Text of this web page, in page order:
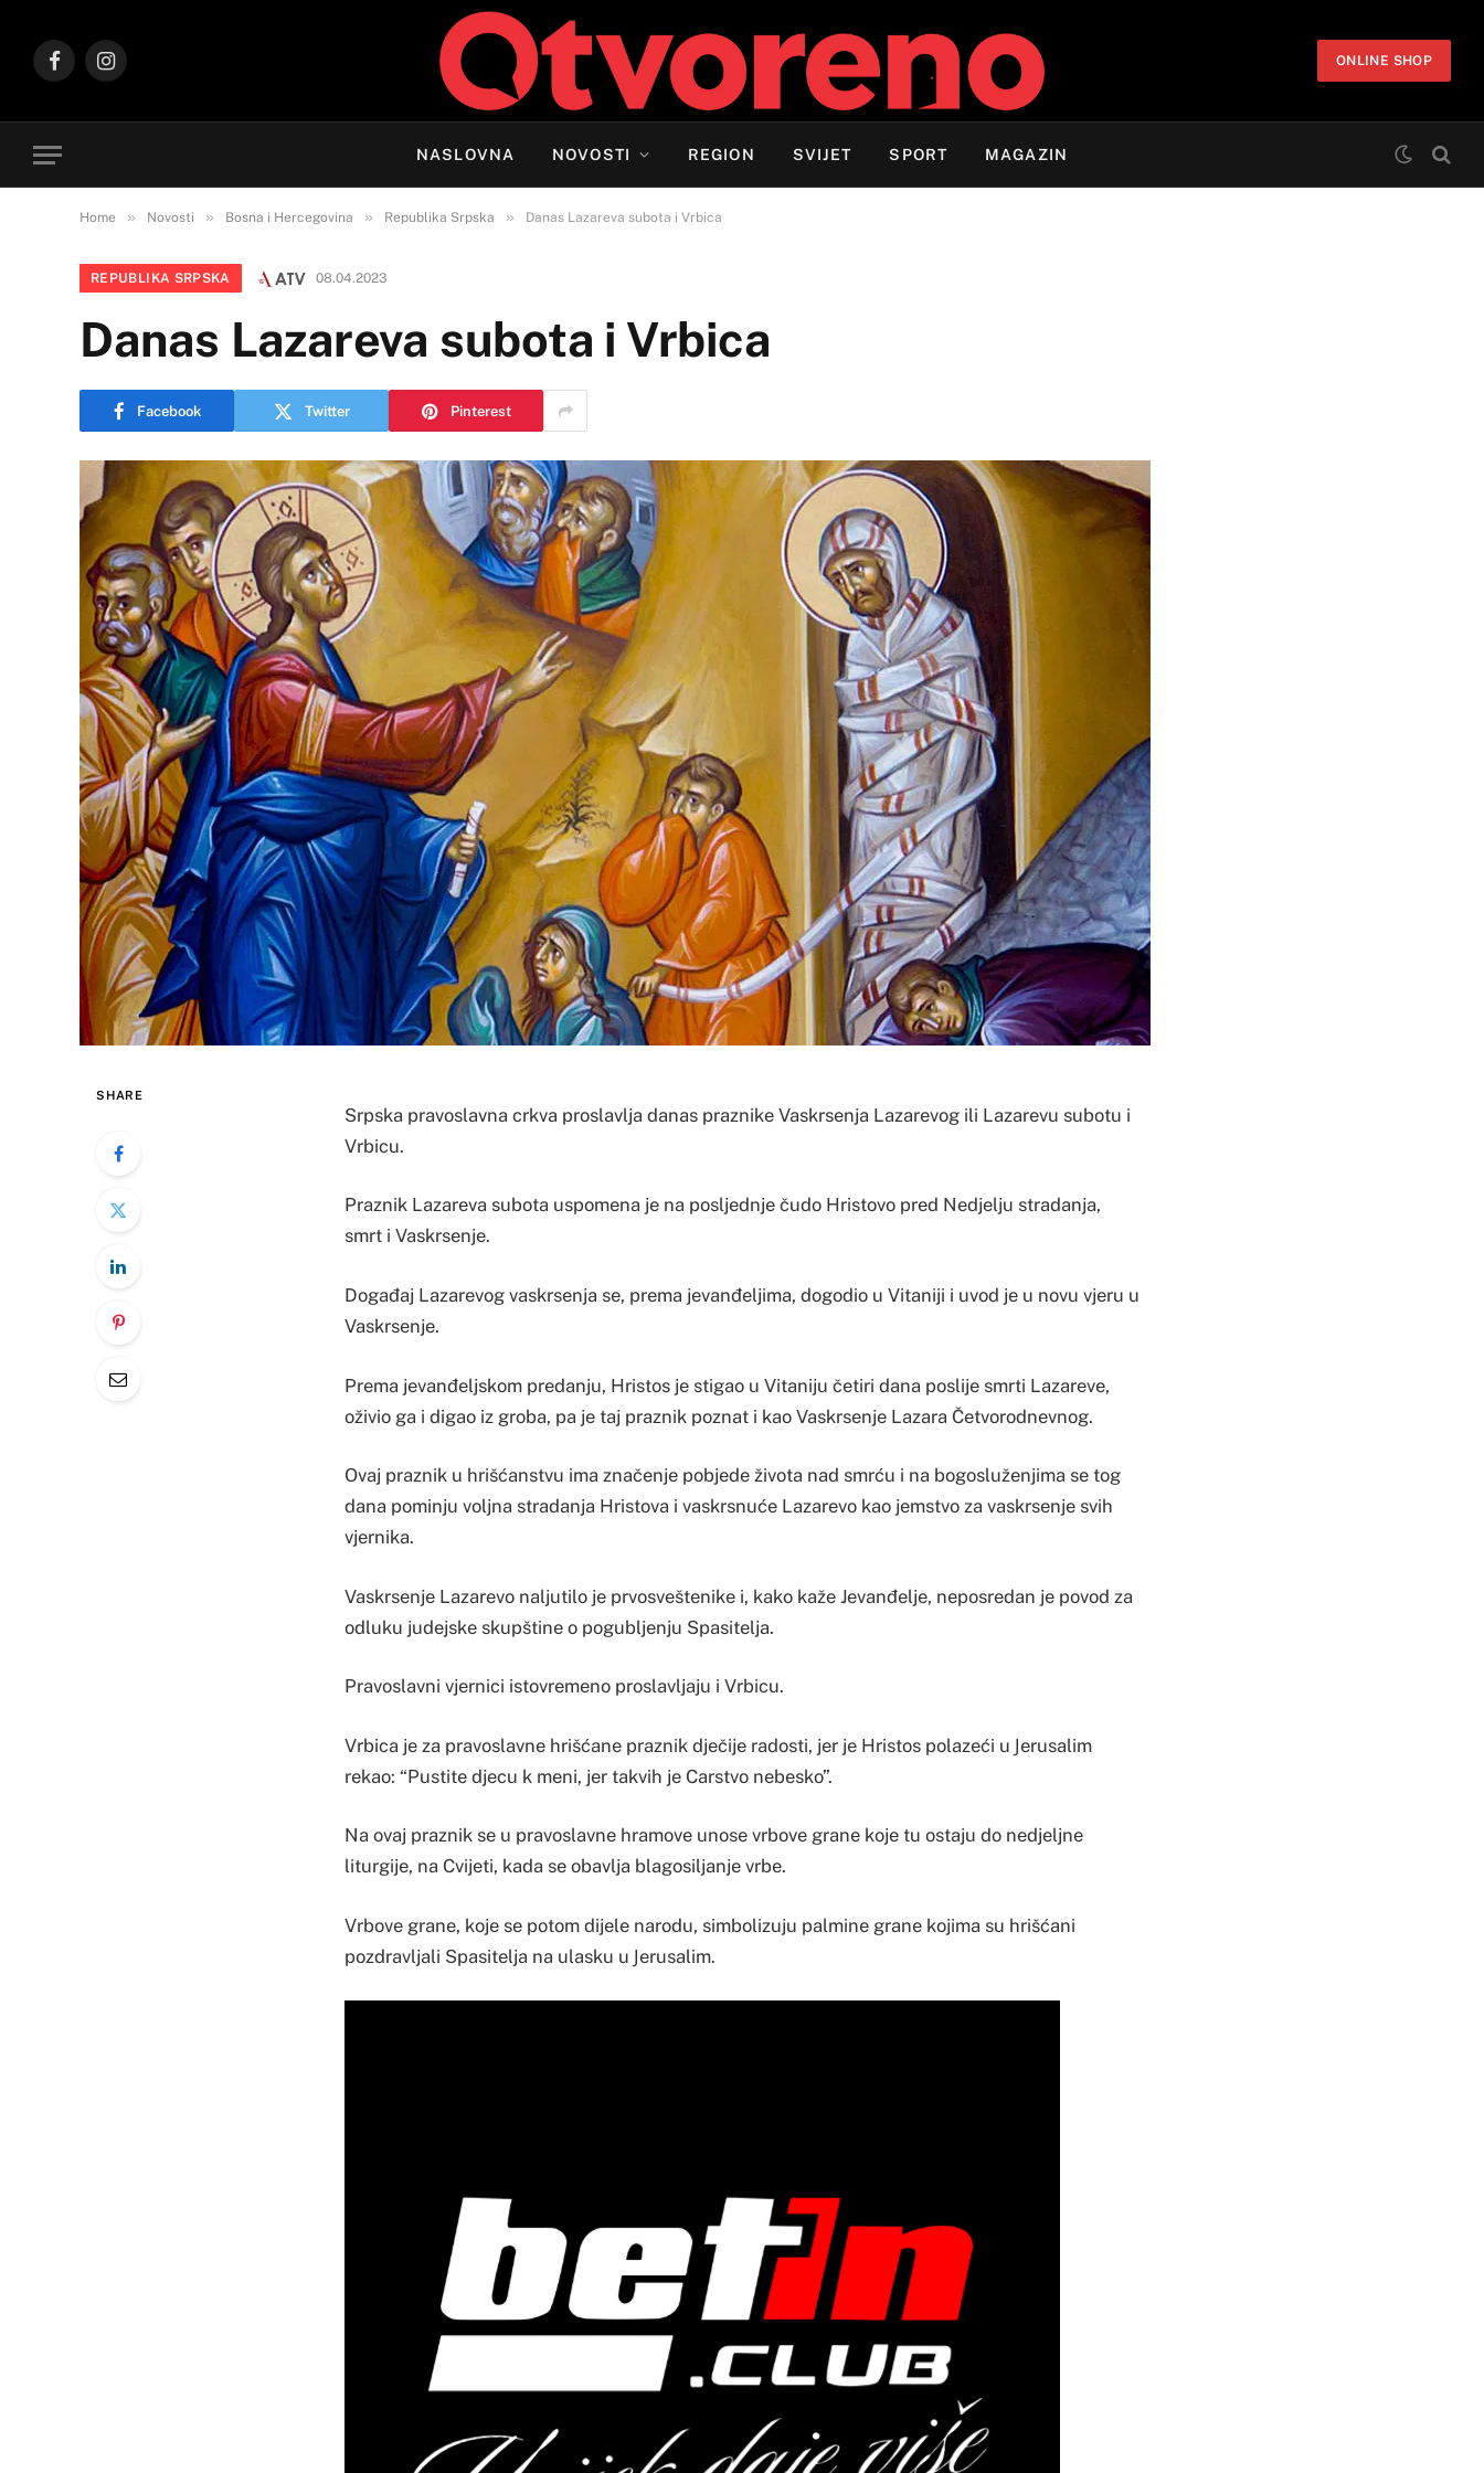
FacebookInstagram
ONLINE SHOP
NASLOVNA NOVOSTI REGION SVIJET SPORT MAGAZIN
Home » Novosti » Bosna i Hercegovina » Republika Srpska » Danas Lazareva subota i Vrbica
REPUBLIKA SRPSKA 08.04.2023
Danas Lazareva subota i Vrbica
Facebook Twitter Pinterest
SHARE
Srpska pravoslavna crkva proslavlja danas praznike Vaskrsenja Lazarevog ili Lazarevu subotu i
Vrbicu.
Praznik Lazareva subota uspomena je na posljednje čudo Hristovo pred Nedjelju stradanja,
smrt i Vaskrsenje.
Događaj Lazarevog vaskrsenja se, prema jevanđeljima, dogodio u Vitaniji i uvod je u novu vjeru u
Vaskrsenje.
Prema jevanđeljskom predanju, Hristos je stigao u Vitaniju četiri dana poslije smrti Lazareve,
oživio ga i digao iz groba, pa je taj praznik poznat i kao Vaskrsenje Lazara Četvorodnevnog.
Ovaj praznik u hrišćanstvu ima značenje pobjede života nad smrću i na bogosluženjima se tog
dana pominju voljna stradanja Hristova i vaskrsnuće Lazarevo kao jemstvo za vaskrsenje svih
vjernika.
Vaskrsenje Lazarevo naljutilo je prvosveštenike i, kako kaže Jevanđelje, neposredan je povod za
odluku judejske skupštine o pogubljenju Spasitelja.
Pravoslavni vjernici istovremeno proslavljaju i Vrbicu.
Vrbica je za pravoslavne hrišćane praznik dječije radosti, jer je Hristos polazeći u Јerusalim
rekao: “Pustite djecu k meni, jer takvih je Carstvo nebesko”.
Na ovaj praznik se u pravoslavne hramove unose vrbove grane koje tu ostaju do nedjeljne
liturgije, na Cvijeti, kada se obavlja blagosiljanje vrbe.
Vrbove grane, koje se potom dijele narodu, simbolizuju palmine grane kojima su hrišćani
pozdravljali Spasitelja na ulasku u Јerusalim.